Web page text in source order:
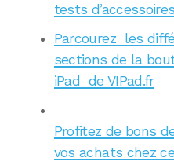
tests
Parcourez les
sections de la
iPad de VIPad.fr
Profitez de bons
vos achats chez